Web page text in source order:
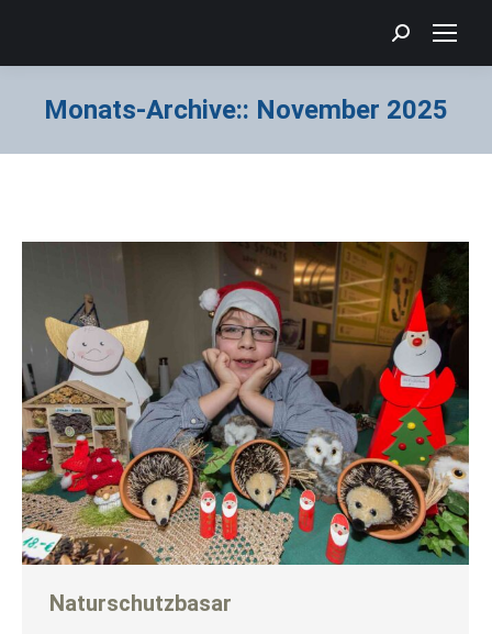
Search:
Monats-Archive:: November 2025
Naturschutzbasar